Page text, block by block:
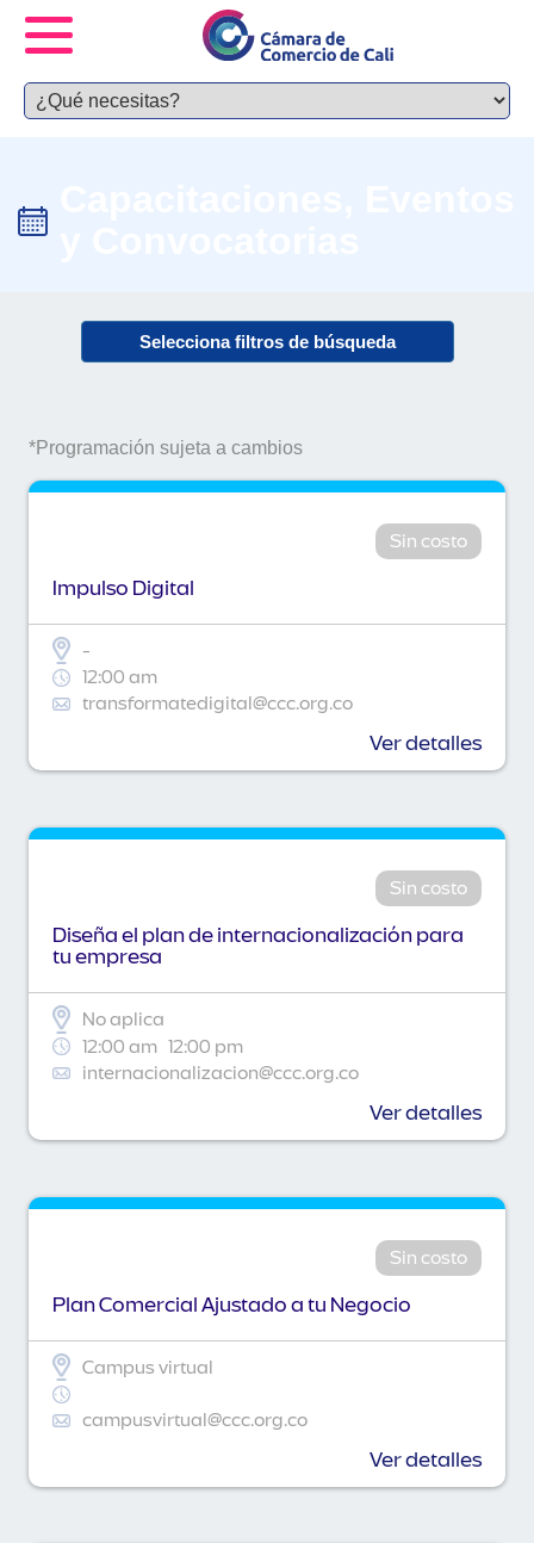
Selecciona filtros de búsqueda
*Programación sujeta a cambios
Sin costo
Impulso Digital
-
12:00 am
transformatedigital@ccc.org.co
Ver detalles
Sin costo
Diseña el plan de internacionalización para
tu empresa
No aplica
12:00 am 12:00 pm
internacionalizacion@ccc.org.co
Ver detalles
Sin costo
Plan Comercial Ajustado a tu Negocio
Campus virtual
campusvirtual@ccc.org.co
Ver detalles